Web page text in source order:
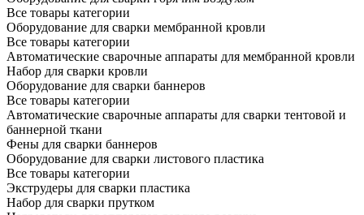
Все товары категории
Оборудование для сварки мембранной кровли
Все товары категории
Автоматические сварочные аппараты для мембранной кровли
Набор для сварки кровли
Оборудование для сварки баннеров
Все товары категории
Автоматические сварочные аппараты для сварки тентовой и
баннерной ткани
Фены для сварки баннеров
Оборудование для сварки листового пластика
Все товары категории
Экструдеры для сварки пластика
Набор для сварки прутком